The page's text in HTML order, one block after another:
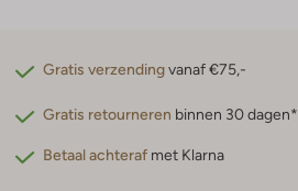
Gratis verzendingvanaf €75,-
Gratis retourneren binnen 30 dagen*
Betaal achteraf met Klarna